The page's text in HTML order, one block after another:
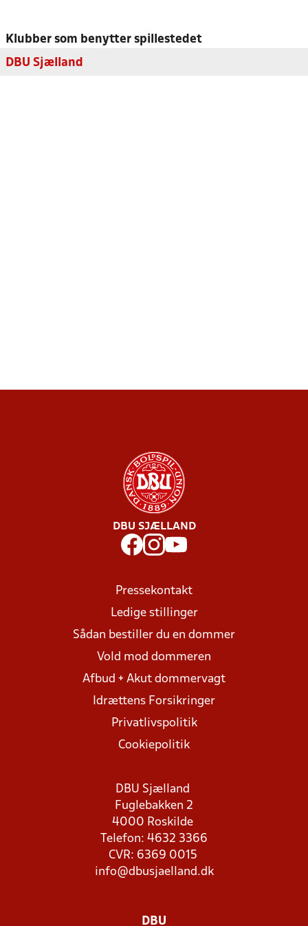
Klubber som benytter spillestedet
DBU Sjælland
DBU SJÆLLAND
Pressekontakt
Ledige stillinger
Sådan bestiller du en dommer
Vold mod dommeren
Afbud + Akut dommervagt
Idrættens Forsikringer
Privatlivspolitik
Cookiepolitik
DBU Sjælland
Fuglebakken 2
4000 Roskilde
Telefon: 4632 3366
CVR: 6369 0015
info@dbusjaelland.dk
DBU